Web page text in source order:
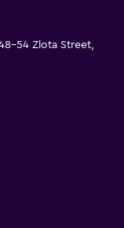
54 Zlota Street,